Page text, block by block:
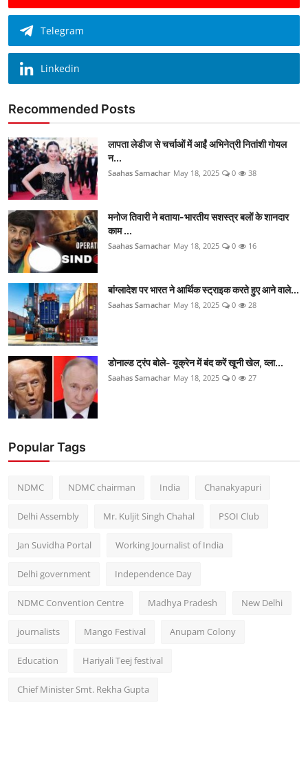
Telegram
Linkedin
Recommended Posts
लापता लेडीज से चर्चाओं में आईं अभिनेत्री नितांशी गोयल
न...
Saahas Samachar May 18, 2025 0 38
मनोज तिवारी ने बताया-भारतीय सशस्त्र बलों के शानदार
काम ...
Saahas Samachar May 18, 2025 0 16
बांग्लादेश पर भारत ने आर्थिक स्ट्राइक करते हुए आने वाले...
Saahas Samachar May 18, 2025 0 28
डोनाल्ड ट्रंप बोले- यूक्रेन में बंद करें खूनी खेल, व्ला...
Saahas Samachar May 18, 2025 0 27
Popular Tags
NDMC NDMC chairman India Chanakyapuri
Delhi Assembly Mr. Kuljit Singh Chahal PSOI Club
Jan Suvidha Portal Working Journalist of India
Delhi government Independence Day
NDMC Convention Centre Madhya Pradesh New Delhi
journalists Mango Festival Anupam Colony
Education Hariyali Teej festival
Chief Minister Smt. Rekha Gupta